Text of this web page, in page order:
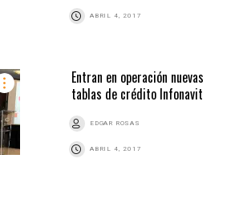
ABRIL 4, 2017
Entran en operación nuevas
tablas de crédito Infonavit
EDGAR ROSAS
ABRIL 4, 2017